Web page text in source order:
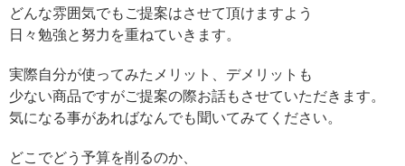
どんな雰囲気でもご提案はさせて頂けますよう
日々勉強と努力を重ねていきます。
実際自分が使ってみたメリット、デメリットも
少ない商品ですがご提案の際お話もさせていただきます。
気になる事があればなんでも聞いてみてください。
どこでどう予算を削るのか、